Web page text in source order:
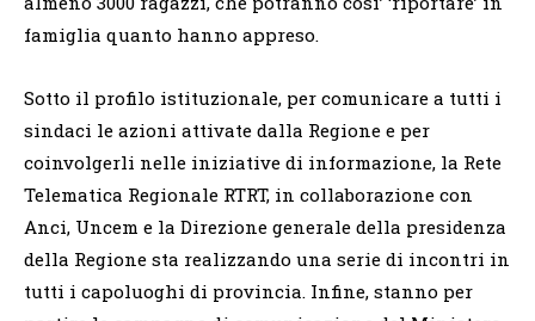
famiglia quanto hanno appreso.
Sotto il profilo istituzionale, per comunicare a tutti i
sindaci le azioni attivate dalla Regione e per
coinvolgerli nelle iniziative di informazione, la Rete
Telematica Regionale RTRT, in collaborazione con
Anci, Uncem e la Direzione generale della presidenza
della Regione sta realizzando una serie di incontri in
tutti i capoluoghi di provincia. Infine, stanno per